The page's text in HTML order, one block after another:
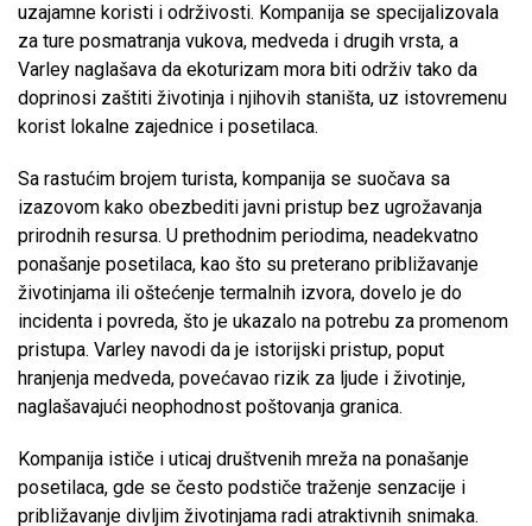
uzajamne koristi i održivosti. Kompanija se specijalizovala
za ture posmatranja vukova, medveda i drugih vrsta, a
Varley naglašava da ekoturizam mora biti održiv tako da
doprinosi zaštiti životinja i njihovih staništa, uz istovremenu
korist lokalne zajednice i posetilaca.
Sa rastućim brojem turista, kompanija se suočava sa
izazovom kako obezbediti javni pristup bez ugrožavanja
prirodnih resursa. U prethodnim periodima, neadekvatno
ponašanje posetilaca, kao što su preterano približavanje
životinjama ili oštećenje termalnih izvora, dovelo je do
incidenta i povreda, što je ukazalo na potrebu za promenom
pristupa. Varley navodi da je istorijski pristup, poput
hranjenja medveda, povećavao rizik za ljude i životinje,
naglašavajući neophodnost poštovanja granica.
Kompanija ističe i uticaj društvenih mreža na ponašanje
posetilaca, gde se često podstiče traženje senzacije i
približavanje divljim životinjama radi atraktivnih snimaka.